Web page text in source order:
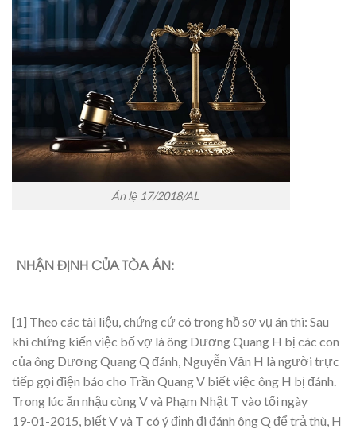
Án lệ 17/2018/AL
NHẬN ĐỊNH CỦA TÒA ÁN:
[1] Theo các tài liệu, chứng cứ có trong hồ sơ vụ án thì: Sau
khi chứng kiến việc bố vợ là ông Dương Quang H bị các con
của ông Dương Quang Q đánh, Nguyễn Văn H là người trực
tiếp gọi điện báo cho Trần Quang V biết việc ông H bị đánh.
Trong lúc ăn nhậu cùng V và Phạm Nhật T vào tối ngày
19-01-2015, biết V và T có ý định đi đánh ông Q để trả thù, H